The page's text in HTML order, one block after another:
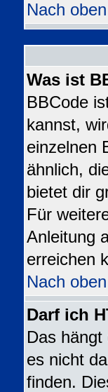
Nach oben
Was ist
BBCode
kannst,
einzelnen
ähnlich,
bietet dir
Für
Anleitung
erreichen
Nach oben
Darf ich
Das
es nicht
finden.